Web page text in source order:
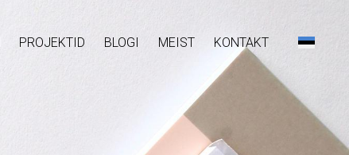
PROJEKTID BLOGI MEIST KONTAKT